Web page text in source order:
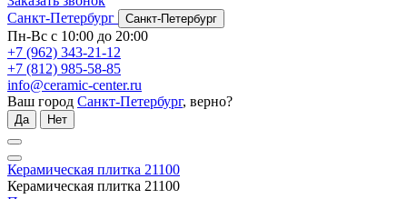
Санкт-Петербург
Санкт-Петербург
Пн-Вс с 10:00 до 20:00
+7 (962) 343-21-12
+7 (812) 985-58-85
info@ceramic-center.ru
Ваш город Санкт-Петербург, верно?
Да Нет
Керамическая плитка 21100
Керамическая плитка 21100